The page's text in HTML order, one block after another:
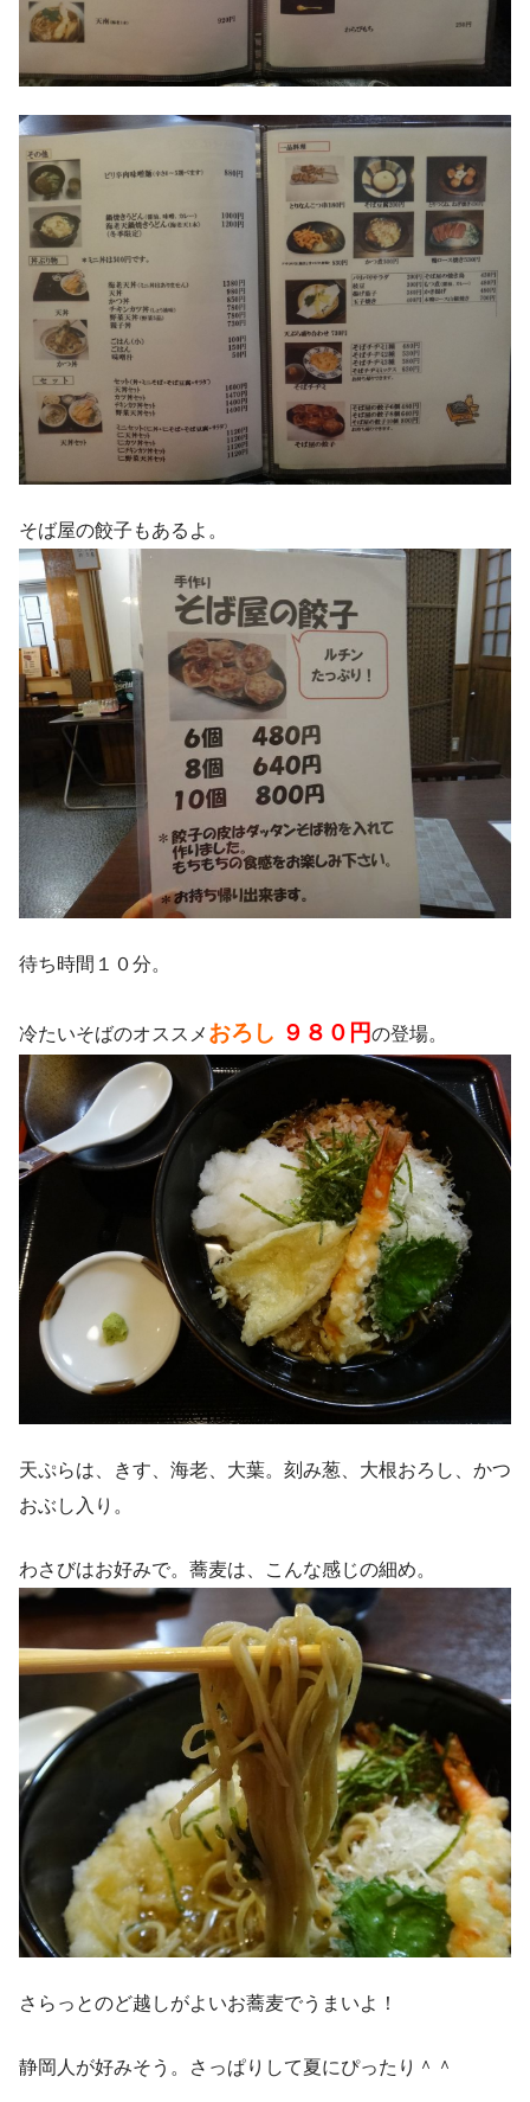
そば屋の餃子もあるよ。
待ち時間１０分。
冷たいそばのオススメ おろし ９８０円の登場。
天ぷらは、きす、海老、大葉。刻み葱、大根おろし、かつ
おぶし入り。
わさびはお好みで。蕎麦は、こんな感じの細め。
さらっとのど越しがよいお蕎麦でうまいよ！
静岡人が好みそう。さっぱりして夏にぴったり＾＾